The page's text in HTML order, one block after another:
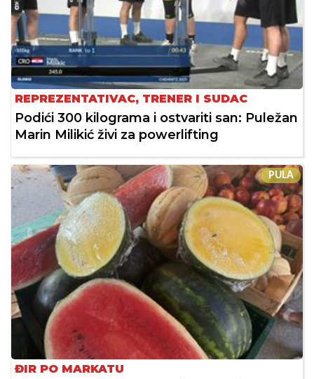
REPREZENTATIVAC, TRENER I SUDAC
Podići 300 kilograma i ostvariti san: Puležan
Marin Milikić živi za powerlifting
PULA
ĐIR PO MARKATU